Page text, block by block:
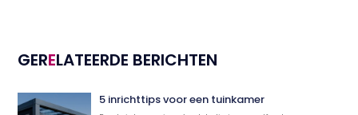
GERELATEERDE BERICHTEN
5 inrichttips voor een tuinkamer